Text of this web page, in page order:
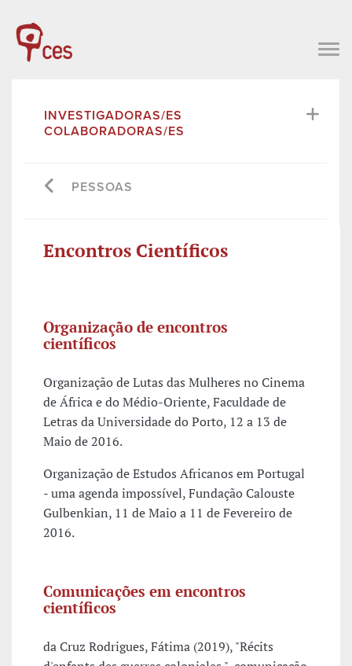
INVESTIGADORAS/ES
COLABORADORAS/ES
PESSOAS
Encontros Científicos
Organização de encontros
científicos
Organização de Lutas das Mulheres no Cinema
de África e do Médio-Oriente, Faculdade de
Letras da Universidade do Porto, 12 a 13 de
Maio de 2016.
Organização de Estudos Africanos em Portugal
- uma agenda impossível, Fundação Calouste
Gulbenkian, 11 de Maio a 11 de Fevereiro de
2016.
Comunicações em encontros
científicos
da Cruz Rodrigues, Fátima (2019), "Récits